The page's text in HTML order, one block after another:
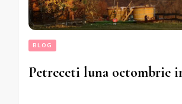
BLOG
Petreceti luna octombrie